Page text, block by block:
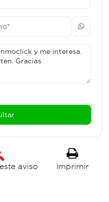
aviso Imprimir